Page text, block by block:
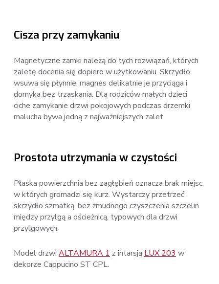
Cisza przy zamykaniu
Magnetyczne zamki należą do tych rozwiązań, których
zaletę docenia się dopiero w użytkowaniu. Skrzydło
wsuwa się płynnie, magnes delikatnie je przyciąga i
domyka bez trzaskania. Dla rodziców małych dzieci
ciche zamykanie drzwi pokojowych podczas drzemki
malucha bywa jedną z najważniejszych zalet.
Prostota utrzymania w czystości
Płaska powierzchnia bez zagłębień oznacza brak miejsc,
w których gromadzi się kurz. Wystarczy przetrzeć
skrzydło szmatką, bez żmudnego czyszczenia szczelin
między przylgą a ościeżnicą, typowych dla drzwi
przylgowych.
Model drzwi ALTAMURA 1 z intarsją LUX 203 w
dekorze Cappucino ST CPL.